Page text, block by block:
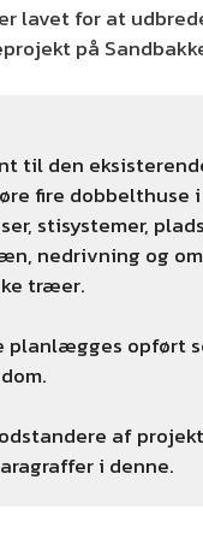
lavet for at
på
til den
fire dobbelthuse
stisystemer,
nedrivning og
træer.
planlægges opført
af
i denne.